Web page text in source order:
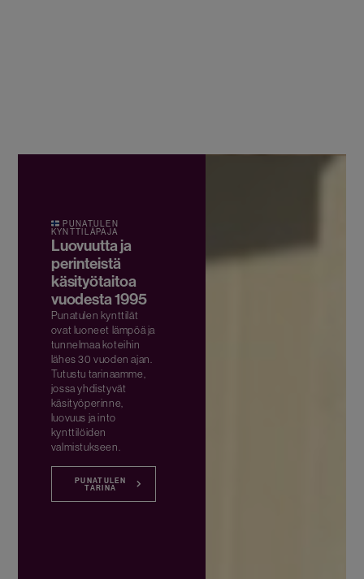
PUNATULEN
KYNTTILÄPAJA
Luovuutta ja
perinteistä
käsityötaitoa
vuodesta 1995
Punatulen kynttilät
ovat luoneet lämpöä ja
tunnelmaa koteihin
lähes 30 vuoden ajan.
Tutustu tarinaamme,
jossa yhdistyvät
käsityöperinne,
luovuus ja into
kynttilöiden
valmistukseen.
PUNATULEN
TARINA